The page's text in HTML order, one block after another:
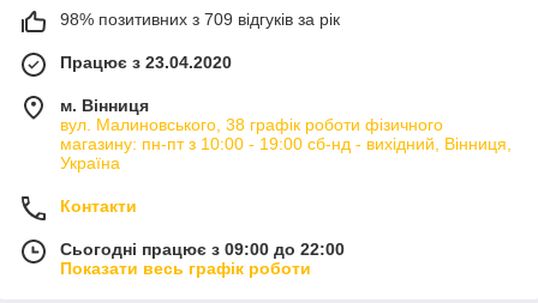
98% позитивних з 709 відгуків за рік
Працює з 23.04.2020
м. Вінниця
вул. Малиновського, 38 графік роботи фізичного
магазину: пн-пт з 10:00 - 19:00 сб-нд - вихідний, Вінниця,
Україна
Контакти
Сьогодні працює з 09:00 до 22:00
Показати весь графік роботи